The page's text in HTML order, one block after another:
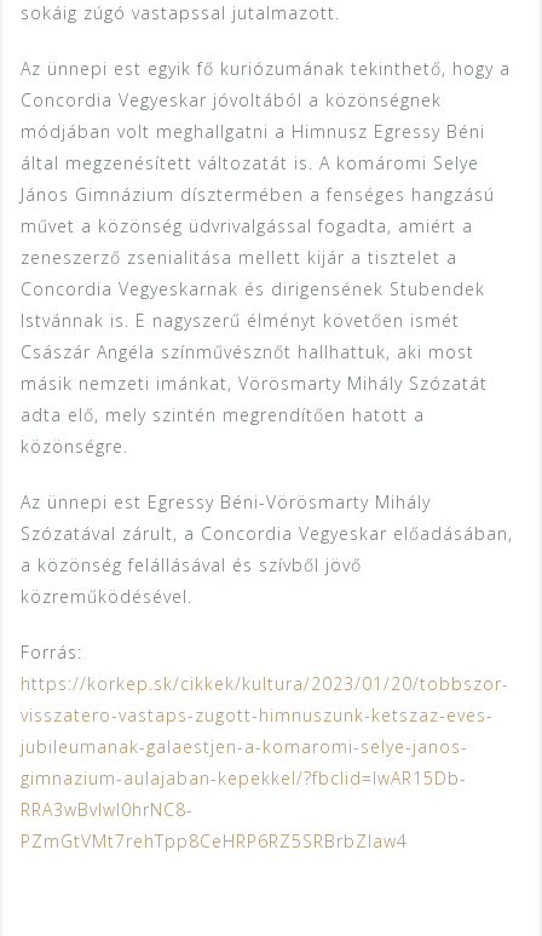
sokáig zúgó vastapssal jutalmazott.
Az ünnepi est egyik fő kuriózumának tekinthető, hogy a
Concordia Vegyeskar jóvoltából a közönségnek
módjában volt meghallgatni a Himnusz Egressy Béni
által megzenésített változatát is. A komáromi Selye
János Gimnázium dísztermében a fenséges hangzású
művet a közönség üdvrivalgással fogadta, amiért a
zeneszerző zsenialitása mellett kijár a tisztelet a
Concordia Vegyeskarnak és dirigensének Stubendek
Istvánnak is. E nagyszerű élményt követően ismét
Császár Angéla színművésznőt hallhattuk, aki most
másik nemzeti imánkat, Vörösmarty Mihály Szózatát
adta elő, mely szintén megrendítően hatott a
közönségre.
Az ünnepi est Egressy Béni-Vörösmarty Mihály
Szózatával zárult, a Concordia Vegyeskar előadásában,
a közönség felállásával és szívből jövő
közreműködésével.
Forrás:
https://korkep.sk/cikkek/kultura/2023/01/20/tobbszor-
visszatero-vastaps-zugott-himnuszunk-ketszaz-eves-
jubileumanak-galaestjen-a-komaromi-selye-janos-
gimnazium-aulajaban-kepekkel/?fbclid=IwAR15Db-
RRA3wBvlwI0hrNC8-
PZmGtVMt7rehTpp8CeHRP6RZ5SRBrbZlaw4